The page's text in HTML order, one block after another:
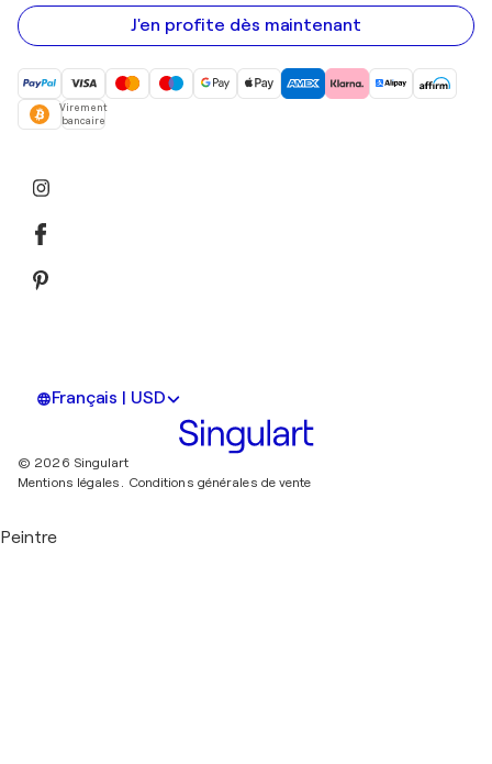
e-
mail
J'en profite dès maintenant
Virement
bancaire
Français | USD
© 2026 Singulart
Mentions légales. Conditions générales de vente
Peintre